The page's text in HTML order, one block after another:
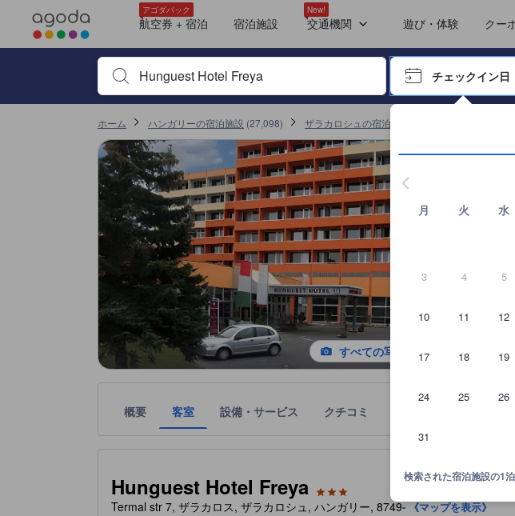
アゴダパック
航空券 + 宿泊 宿泊施設
New!
交通機関 遊び・体験 クー
宿泊施設名やキーワードを入力し、矢印キーやタブキーで進み、エンターキーを押して
チェックイン日
エンターキーを押して日
月 火 水
3 4 5
10 11 12
17 18 19
24 25 26
31
検索された宿泊施設の1
ホーム ハンガリーの宿泊施設 (27,098) ザラカロシュの宿泊施設
すべての写真を見る
概要 客室 設備・サービス クチコミ
Hunguest Hotel Freya
Termal str 7, ザラカロス, ザラカロシュ, ハンガリー, 8749- 《マップを表示》
スーペリアルーム (Superior)
1ベッドルーム アパートメント (One-Bedroom Apartment)
2ベッドルーム アパートメント (Two-Bedroom Apartment)
スーペリア トリプルルーム (Superior Triple Room)
スーペリア 4人部屋 (Superior Quadruple Room)
トリプルルーム シティビュー (Triple Room with City View)
スーペリア ダブルルーム エクストラベッド付 (Superior Double Room with Extra Bed)
Superior Double for Single Use
Triple Room with City View
スーペリア ダブルルーム（バルコニー付き） (Superior Double Room with Balcony)
アゴダに掲載されているクチコミは実際に予約をし、宿泊を終えたゲストから提供されています。
施設の状態/清潔さスコア 10点満点中9.5点 ザラカロシュにおける高スコア
施設・設備スコア 10点満点中9.5点 ザラカロシュにおける高スコア
ロケーションスコア 10点満点中9.5点 ザラカロシュにおける高スコア
サービススコア 10点満点中9.5点 ザラカロシュにおける高スコア
コスパスコア 10点満点中8.5点 ザラカロシュにおける高スコア